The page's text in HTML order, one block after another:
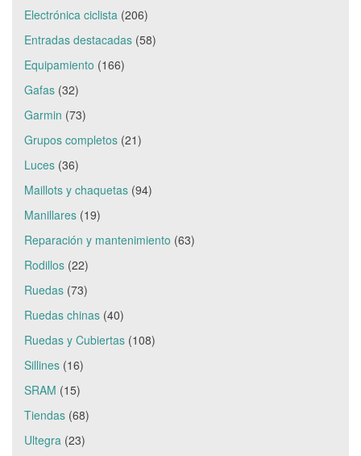
Electrónica ciclista (206)
Entradas destacadas (58)
Equipamiento (166)
Gafas (32)
Garmin (73)
Grupos completos (21)
Luces (36)
Maillots y chaquetas (94)
Manillares (19)
Reparación y mantenimiento (63)
Rodillos (22)
Ruedas (73)
Ruedas chinas (40)
Ruedas y Cubiertas (108)
Sillines (16)
SRAM (15)
Tiendas (68)
Ultegra (23)